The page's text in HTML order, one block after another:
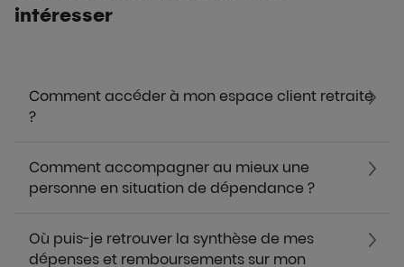
intéresser
Comment accéder à mon espace client retraite
?
Comment accompagner au mieux une
personne en situation de dépendance ?
Où puis-je retrouver la synthèse de mes
dépenses et remboursements sur mon